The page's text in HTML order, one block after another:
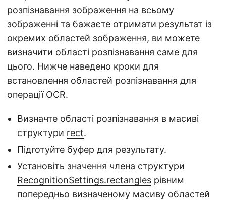
розпізнавання зображення на всьому
зображенні та бажаєте отримати результат із
окремих областей зображення, ви можете
визначити області розпізнавання саме для
цього. Нижче наведено кроки для
встановлення областей розпізнавання для
операції OCR.
Визначте області розпізнавання в масиві
структури rect.
Підготуйте буфер для результату.
Установіть значення члена структури
RecognitionSettings.rectangles рівним
попередньо визначеному масиву областей